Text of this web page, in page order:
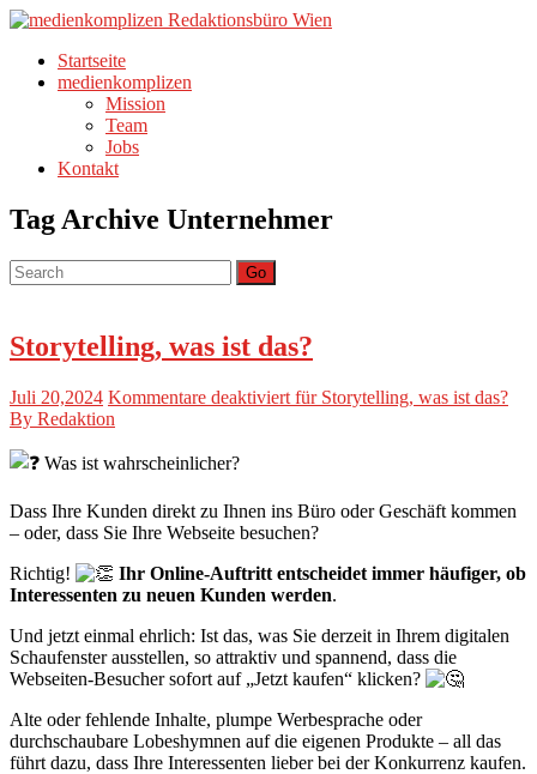
Startseite
medienkomplizen
Mission
Team
Jobs
Kontakt
Tag Archive Unternehmer
Go
Storytelling, was ist das?
Juli 20,2024 Kommentare deaktiviert für Storytelling, was ist das?
By Redaktion
Was ist wahrscheinlicher?
Dass Ihre Kunden direkt zu Ihnen ins Büro oder Geschäft kommen
– oder, dass Sie Ihre Webseite besuchen?
Richtig!
Ihr Online-Auftritt entscheidet immer häufiger, ob
Interessenten zu neuen Kunden werden.
Und jetzt einmal ehrlich: Ist das, was Sie derzeit in Ihrem digitalen
Schaufenster ausstellen, so attraktiv und spannend, dass die
Webseiten-Besucher sofort auf „Jetzt kaufen“ klicken?
Alte oder fehlende Inhalte, plumpe Werbesprache oder
durchschaubare Lobeshymnen auf die eigenen Produkte – all das
führt dazu, dass Ihre Interessenten lieber bei der Konkurrenz kaufen.